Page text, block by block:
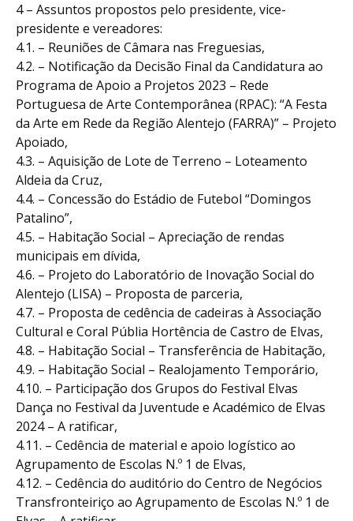
4 – Assuntos propostos pelo presidente, vice-
presidente e vereadores:
4.1. – Reuniões de Câmara nas Freguesias,
4.2. – Notificação da Decisão Final da Candidatura ao
Programa de Apoio a Projetos 2023 – Rede
Portuguesa de Arte Contemporânea (RPAC): “A Festa
da Arte em Rede da Região Alentejo (FARRA)” – Projeto
Apoiado,
4.3. – Aquisição de Lote de Terreno – Loteamento
Aldeia da Cruz,
4.4. – Concessão do Estádio de Futebol “Domingos
Patalino”,
4.5. – Habitação Social – Apreciação de rendas
municipais em dívida,
4.6. – Projeto do Laboratório de Inovação Social do
Alentejo (LISA) – Proposta de parceria,
4.7. – Proposta de cedência de cadeiras à Associação
Cultural e Coral Públia Hortência de Castro de Elvas,
4.8. – Habitação Social – Transferência de Habitação,
4.9. – Habitação Social – Realojamento Temporário,
4.10. – Participação dos Grupos do Festival Elvas
Dança no Festival da Juventude e Académico de Elvas
2024 – A ratificar,
4.11. – Cedência de material e apoio logístico ao
Agrupamento de Escolas N.º 1 de Elvas,
4.12. – Cedência do auditório do Centro de Negócios
Transfronteiriço ao Agrupamento de Escolas N.º 1 de